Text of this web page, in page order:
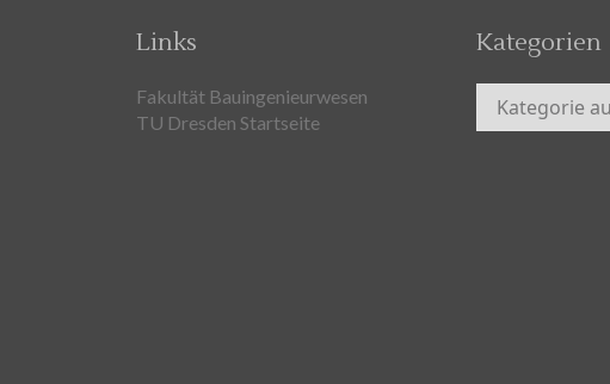
Links
Fakultät Bauingenieurwesen
TU Dresden Startseite
Kategorien
Kategorien